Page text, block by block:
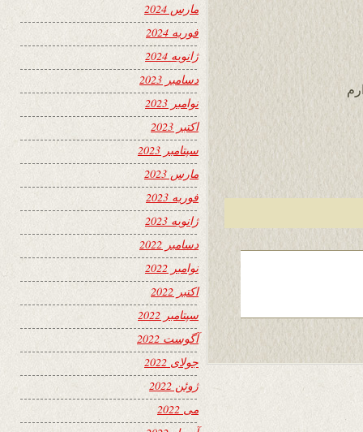
مارس 2024
فوریه 2024
ژانویه 2024
دسامبر 2023
نوامبر 2023
اکتبر 2023
سپتامبر 2023
مارس 2023
فوریه 2023
ژانویه 2023
دسامبر 2022
نوامبر 2022
اکتبر 2022
سپتامبر 2022
آگوست 2022
جولای 2022
ژوئن 2022
می 2022